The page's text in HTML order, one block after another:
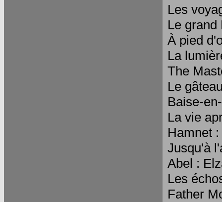
Les
Le grand
À pied
La
The
Le
Baise-
La vie
Hamnet
Jusqu'à
Abel :
Les
Father